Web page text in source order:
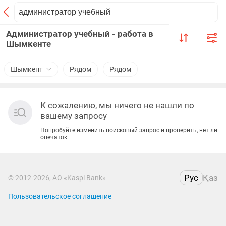
Администратор учебный - работа в
Шымкенте
Шымкент Рядом Рядом
К сожалению, мы ничего не нашли по
вашему запросу
Попробуйте изменить поисковый запрос и проверить, нет ли
опечаток
© 2012-2026, АО «Kaspi Bank» Рус Қаз
Пользовательское соглашение